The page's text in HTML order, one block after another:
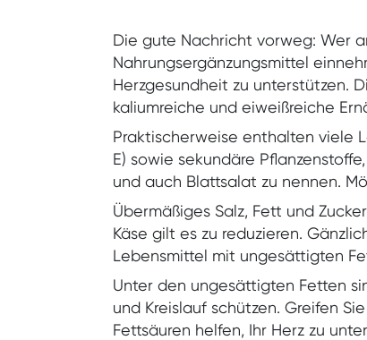
Die gute Nachricht vorweg: Wer
Nahrungsergänzungsmittel
Herzgesundheit zu unterstützen.
kaliumreiche und eiweißreiche
Praktischerweise enthalten viele
E) sowie sekundäre
und auch Blattsalat zu nennen.
Übermäßiges Salz, Fett und
Käse gilt es zu reduzieren.
Lebensmittel mit ungesättigten
Unter den ungesättigten Fetten
und Kreislauf schützen. Greifen
Fettsäuren helfen, Ihr Herz zu